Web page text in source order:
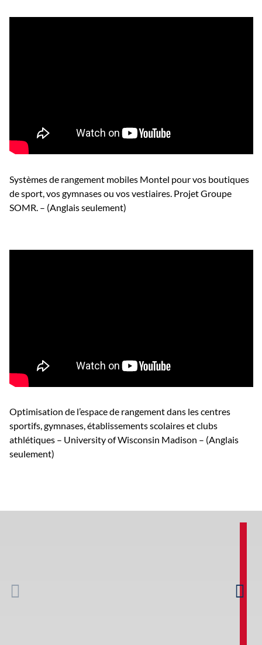
Systèmes de rangement mobiles Montel pour vos boutiques
de sport, vos gymnases ou vos vestiaires. Projet Groupe
SOMR. – (Anglais seulement)
Optimisation de l’espace de rangement dans les centres
sportifs, gymnases, établissements scolaires et clubs
athlétiques – University of Wisconsin Madison – (Anglais
seulement)